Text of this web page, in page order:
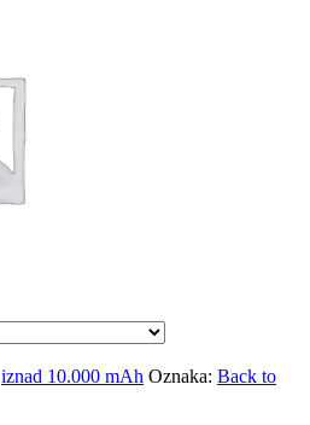
iznad 10.000 mAh Oznaka: Back to